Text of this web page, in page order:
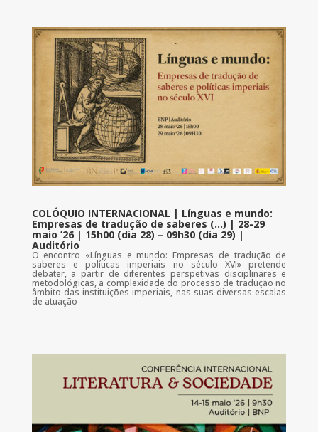
COLÓQUIO INTERNACIONAL | Línguas e mundo:
Empresas de tradução de saberes (…) | 28-29
maio ’26 | 15h00 (dia 28) – 09h30 (dia 29) |
Auditório
O encontro «Línguas e mundo: Empresas de tradução de
saberes e políticas imperiais no século XVI» pretende
debater, a partir de diferentes perspetivas disciplinares e
metodológicas, a complexidade do processo de tradução no
âmbito das instituições imperiais, nas suas diversas escalas
de atuação